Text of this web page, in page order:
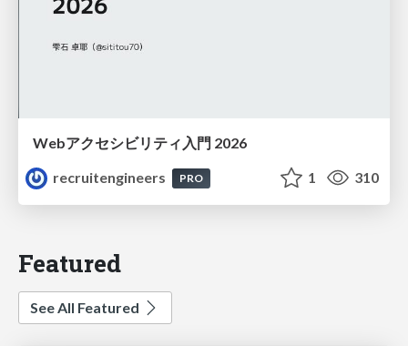
Webアクセシビリティ入門 2026
recruitengineers
PRO 1 310
Featured
See All Featured